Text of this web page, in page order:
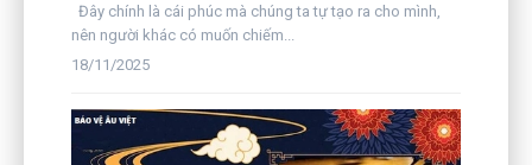
Đây chính là cái phúc mà chúng ta tự tạo ra cho mình,
nên người khác có muốn chiếm...
18/11/2025